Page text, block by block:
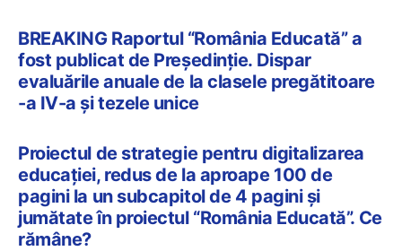
BREAKING Raportul “România Educată” a
fost publicat de Președinție. Dispar
evaluările anuale de la clasele pregătitoare
-a IV-a și tezele unice
Proiectul de strategie pentru digitalizarea
educației, redus de la aproape 100 de
pagini la un subcapitol de 4 pagini și
jumătate în proiectul “România Educată”. Ce
rămâne?